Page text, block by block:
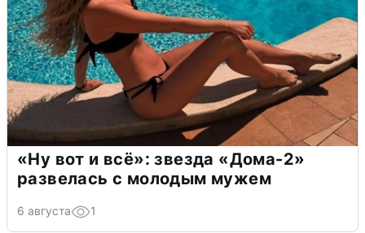
«Ну вот и всё»: звезда «Дома-2»
развелась с молодым мужем
6 августа 1